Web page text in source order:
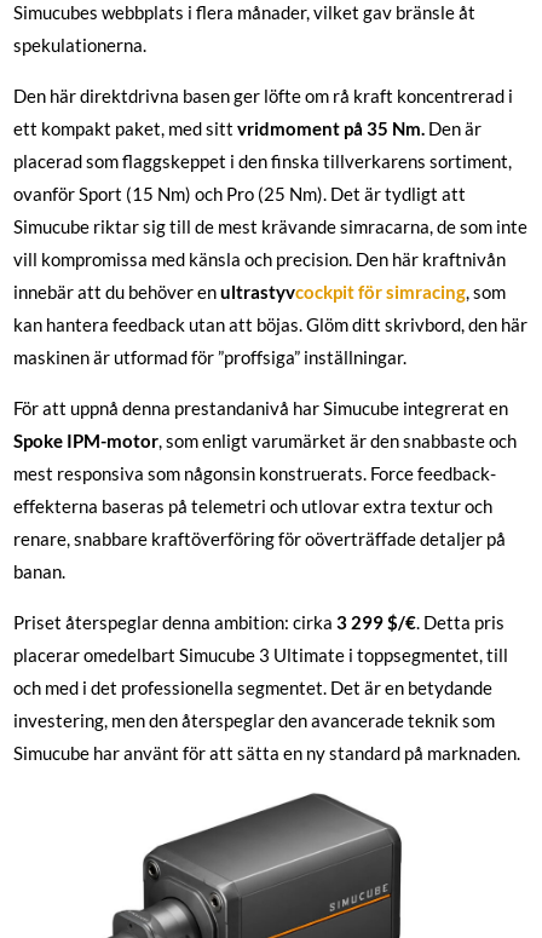
Simucubes webbplats i flera månader, vilket gav bränsle åt
spekulationerna.
Den här direktdrivna basen ger löfte om rå kraft koncentrerad i
ett kompakt paket, med sittvridmoment på 35 Nm. Den är
placerad som flaggskeppet i den finska tillverkarens sortiment,
ovanför Sport (15 Nm) och Pro (25 Nm). Det är tydligt att
Simucube riktar sig till de mest krävande simracarna, de som inte
vill kompromissa med känsla och precision. Den här kraftnivån
innebär att du behöver enultrastyvcockpit för simracing, som
kan hantera feedback utan att böjas. Glöm ditt skrivbord, den här
maskinen är utformad för ”proffsiga” inställningar.
För att uppnå denna prestandanivå har Simucube integrerat en
Spoke IPM-motor, som enligt varumärket är den snabbaste och
mest responsiva som någonsin konstruerats. Force feedback-
effekterna baseras på telemetri och utlovar extra textur och
renare, snabbare kraftöverföring för oöverträffade detaljer på
banan.
Priset återspeglar denna ambition: cirka 3 299 $/€. Detta pris
placerar omedelbart Simucube 3 Ultimate i toppsegmentet, till
och med i det professionella segmentet. Det är en betydande
investering, men den återspeglar den avancerade teknik som
Simucube har använt för att sätta en ny standard på marknaden.